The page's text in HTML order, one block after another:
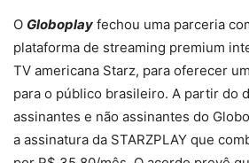
O Globoplay fechou uma parceria
plataforma de streaming premium
TV americana Starz, para oferecer
para o público brasileiro. A partir do
assinantes e não assinantes do
a assinatura da STARZPLAY que